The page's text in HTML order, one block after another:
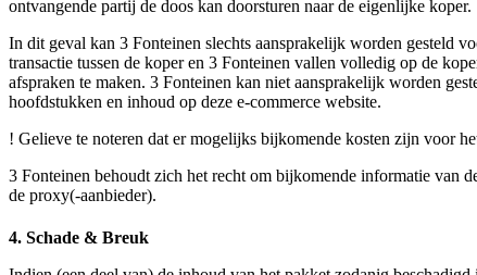
ontvangende partij de doos kan doorsturen naar de eigenlijke koper.
In dit geval kan 3 Fonteinen slechts aansprakelijk worden gesteld
transactie tussen de koper en 3 Fonteinen vallen volledig op de
afspraken te maken. 3 Fonteinen kan niet aansprakelijk worden
hoofdstukken en inhoud op deze e-commerce website.
! Gelieve te noteren dat er mogelijks bijkomende kosten zijn voor
3 Fonteinen behoudt zich het recht om bijkomende informatie van
de proxy(-aanbieder).
4. Schade & Breuk